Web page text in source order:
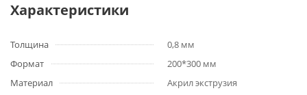
Характеристики
Толщина
0,8 мм
Формат
200*300 мм
Материал
Акрил экструзия